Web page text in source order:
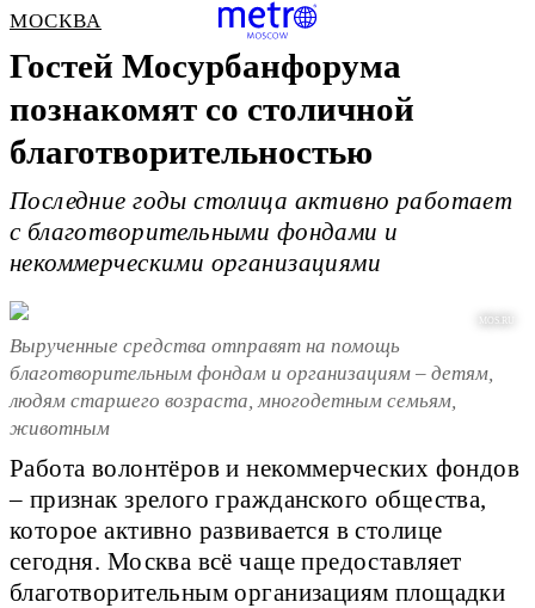
МОСКВА
Гостей Мосурбанфорума
познакомят со столичной
благотворительностью
Последние годы столица активно работает
с благотворительными фондами и
некоммерческими организациями
MOS.RU
Вырученные средства отправят на помощь
благотворительным фондам и организациям – детям,
людям старшего возраста, многодетным семьям,
животным
Работа волонтёров и некоммерческих фондов
– признак зрелого гражданского общества,
которое активно развивается в столице
сегодня. Москва всё чаще предоставляет
благотворительным организациям площадки